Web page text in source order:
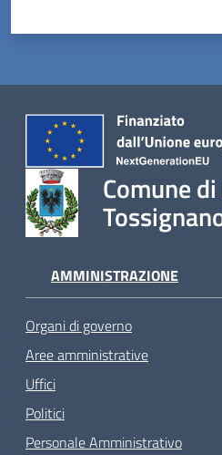
Comune
AMMINISTRAZIONE
Organi di governo
Aree amministrative
Uffici
Politici
Personale Amministrativo